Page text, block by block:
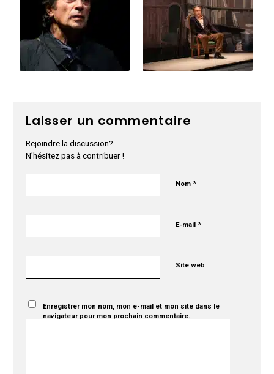
Laisser un commentaire
Rejoindre la discussion?
N’hésitez pas à contribuer !
Nom*
E-mail*
Site web
Enregistrer mon nom, mon e-mail et mon site dans le
navigateur pour mon prochain commentaire.